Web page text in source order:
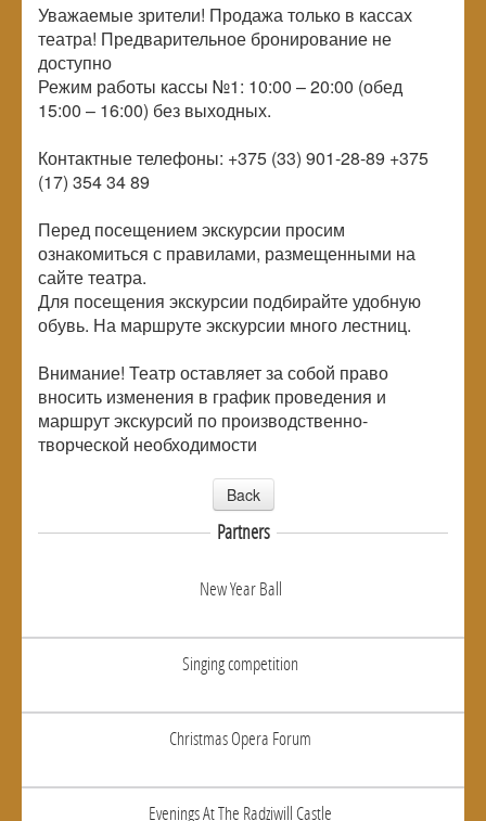
Уважаемые зрители! Продажа только в кассах
театра! Предварительное бронирование не
доступно
Режим работы кассы №1: 10:00 – 20:00 (обед
15:00 – 16:00) без выходных.
Контактные телефоны: +375 (33) 901-28-89 +375
(17) 354 34 89
Перед посещением экскурсии просим
ознакомиться с правилами, размещенными на
сайте театра.
Для посещения экскурсии подбирайте удобную
обувь. На маршруте экскурсии много лестниц.
Внимание! Театр оставляет за собой право
вносить изменения в график проведения и
маршрут экскурсий по производственно-
творческой необходимости
Back
Partners
New Year Ball
Singing competition
Christmas Opera Forum
Evenings At The Radziwill Castle